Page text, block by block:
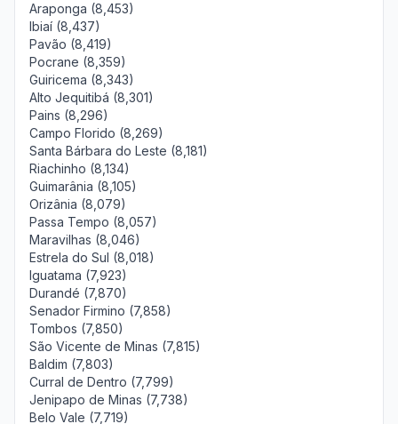
Araponga (8,453)
Ibiaí (8,437)
Pavão (8,419)
Pocrane (8,359)
Guiricema (8,343)
Alto Jequitibá (8,301)
Pains (8,296)
Campo Florido (8,269)
Santa Bárbara do Leste (8,181)
Riachinho (8,134)
Guimarânia (8,105)
Orizânia (8,079)
Passa Tempo (8,057)
Maravilhas (8,046)
Estrela do Sul (8,018)
Iguatama (7,923)
Durandé (7,870)
Senador Firmino (7,858)
Tombos (7,850)
São Vicente de Minas (7,815)
Baldim (7,803)
Curral de Dentro (7,799)
Jenipapo de Minas (7,738)
Belo Vale (7,719)